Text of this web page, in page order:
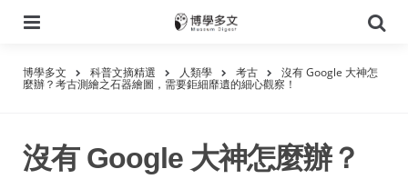
尋
博學多文 科普文摘精選 人類學 考古 沒有 Google 大神怎
麼辦？考古測繪之石器繪圖，需要鉅細靡遺的細心觀察！
沒有 Google 大神怎麼辦？